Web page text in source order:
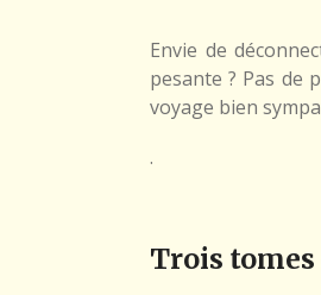
Envie de
pesante ? Pas de
voyage bien
.
Trois